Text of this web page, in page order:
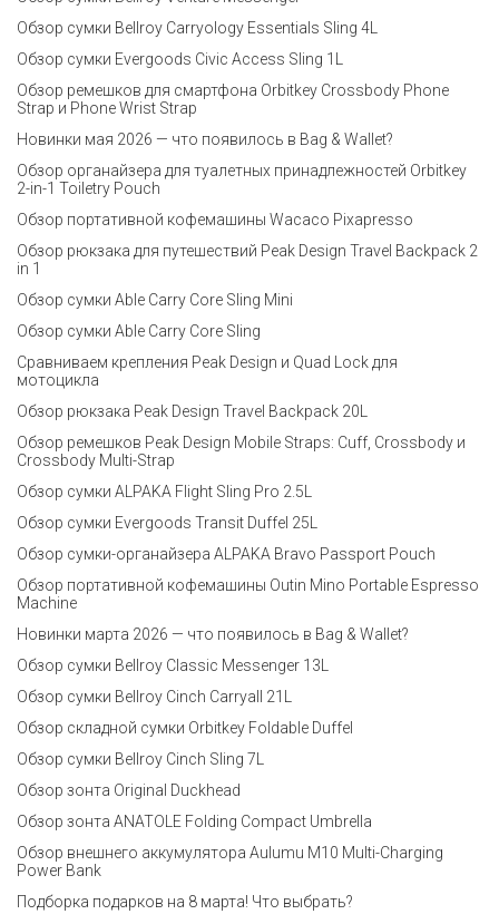
Обзор сумки Bellroy Carryology Essentials Sling 4L
Обзор сумки Evergoods Civic Access Sling 1L
Обзор ремешков для смартфона Orbitkey Crossbody Phone
Strap и Phone Wrist Strap
Новинки мая 2026 — что появилось в Bag & Wallet?
Обзор органайзера для туалетных принадлежностей Orbitkey
2-in-1 Toiletry Pouch
Обзор портативной кофемашины Wacaco Pixapresso
Обзор рюкзака для путешествий Peak Design Travel Backpack 2
in 1
Обзор сумки Able Carry Core Sling Mini
Обзор сумки Able Carry Core Sling
Сравниваем крепления Peak Design и Quad Lock для
мотоцикла
Обзор рюкзака Peak Design Travel Backpack 20L
Обзор ремешков Peak Design Mobile Straps: Cuff, Crossbody и
Crossbody Multi-Strap
Обзор сумки ALPAKA Flight Sling Pro 2.5L
Обзор сумки Evergoods Transit Duffel 25L
Обзор сумки-органайзера ALPAKA Bravo Passport Pouch
Обзор портативной кофемашины Outin Mino Portable Espresso
Machine
Новинки марта 2026 — что появилось в Bag & Wallet?
Обзор сумки Bellroy Classic Messenger 13L
Обзор сумки Bellroy Cinch Carryall 21L
Обзор складной сумки Orbitkey Foldable Duffel
Обзор сумки Bellroy Cinch Sling 7L
Обзор зонта Original Duckhead
Обзор зонта ANATOLE Folding Compact Umbrella
Обзор внешнего аккумулятора Aulumu M10 Multi-Charging
Power Bank
Подборка подарков на 8 марта! Что выбрать?